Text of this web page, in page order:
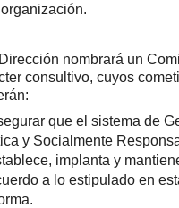
nombrará un
consultivo, cuyos
que el sistema de
y Socialmente
implanta y
a lo estipulado en